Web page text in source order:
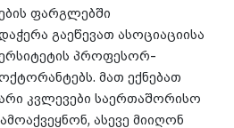
ფარგლებში
გაეწევათ ასოციაციისა
პროფესორ-
მათ ექნებათ
კვლევები საერთაშორისო
ასევე მიიღონ